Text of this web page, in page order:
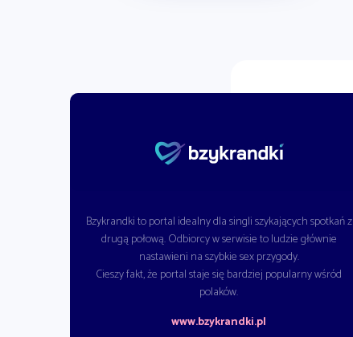
Bzykrandki to portal idealny dla singli szykających spotkań z
drugą połową. Odbiorcy w serwisie to ludzie głównie
nastawieni na szybkie sex przygody.
Cieszy fakt, że portal staje się bardziej popularny wśród
polaków.
www.bzykrandki.pl